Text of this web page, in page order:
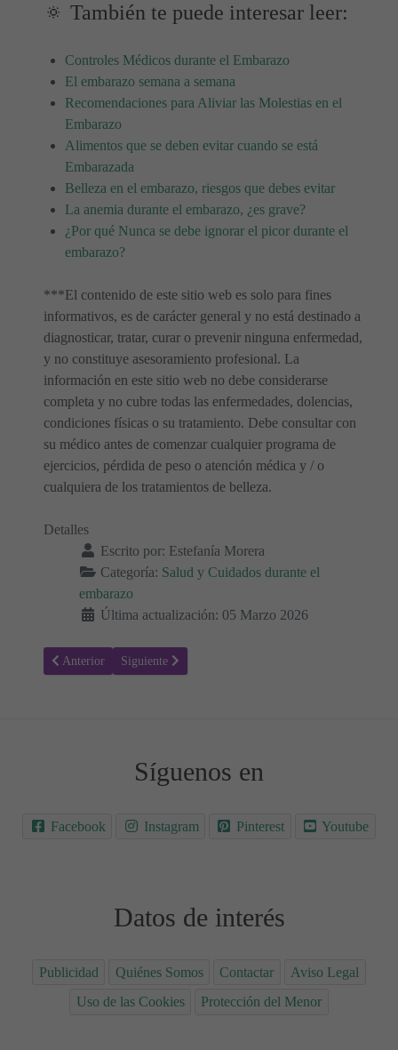
🔅 También te puede interesar leer:
Controles Médicos durante el Embarazo
El embarazo semana a semana
Recomendaciones para Aliviar las Molestias en el
Embarazo
Alimentos que se deben evitar cuando se está
Embarazada
Belleza en el embarazo, riesgos que debes evitar
La anemia durante el embarazo, ¿es grave?
¿Por qué Nunca se debe ignorar el picor durante el
embarazo?
***El contenido de este sitio web es solo para fines
informativos, es de carácter general y no está destinado a
diagnosticar, tratar, curar o prevenir ninguna enfermedad,
y no constituye asesoramiento profesional. La
información en este sitio web no debe considerarse
completa y no cubre todas las enfermedades, dolencias,
condiciones físicas o su tratamiento. Debe consultar con
su médico antes de comenzar cualquier programa de
ejercicios, pérdida de peso o atención médica y / o
cualquiera de los tratamientos de belleza.
Detalles
Escrito por: Estefanía Morera
Categoría: Salud y Cuidados durante el
embarazo
Última actualización: 05 Marzo 2026
Artículo anterior: ¿Sabe mi Perro que Estoy Embarazada? 🐶🤰
Anterior Artículo siguiente: Cómo Crear tu Calendario de Citas
Siguiente
Síguenos en
Facebook Instagram Pinterest Youtube
Datos de interés
Publicidad Quiénes Somos Contactar
Aviso Legal
Uso de las Cookies
Protección del Menor